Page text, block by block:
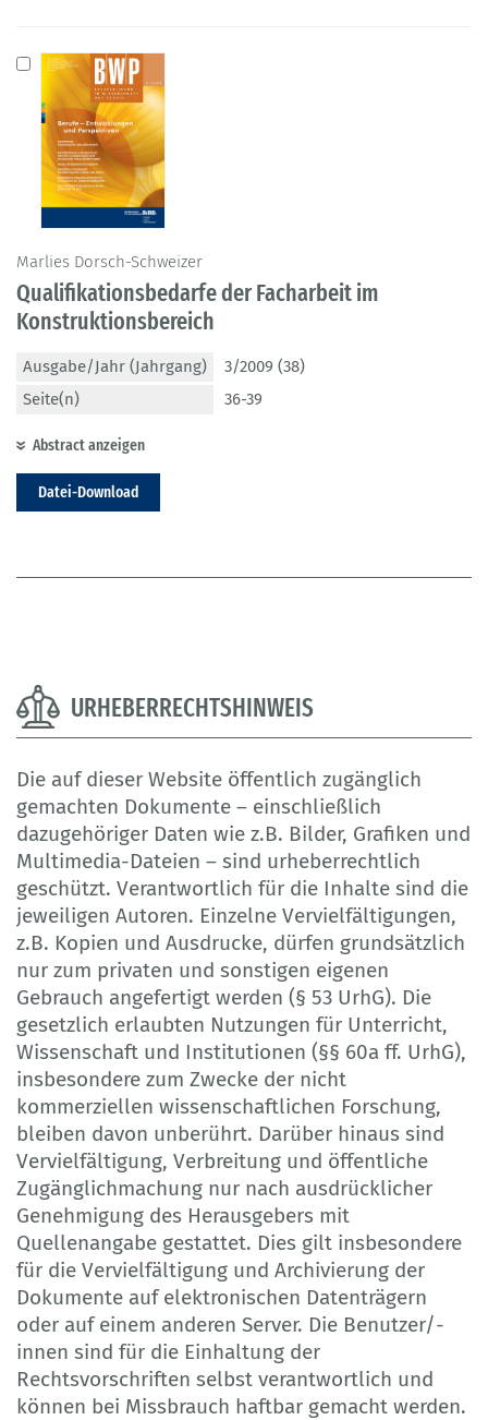
Marlies Dorsch-Schweizer
Qualifikationsbedarfe der Facharbeit im
Konstruktionsbereich
Ausgabe/Jahr (Jahrgang)
3/2009 (38)
Seite(n)
36-39
Abstract anzeigen
Datei-Download
URHEBERRECHTSHINWEIS
Die auf dieser Website öffentlich zugänglich
gemachten Dokumente – einschließlich
dazugehöriger Daten wie z.B. Bilder, Grafiken und
Multimedia-Dateien – sind urheberrechtlich
geschützt. Verantwortlich für die Inhalte sind die
jeweiligen Autoren. Einzelne Vervielfältigungen,
z.B. Kopien und Ausdrucke, dürfen grundsätzlich
nur zum privaten und sonstigen eigenen
Gebrauch angefertigt werden (§ 53 UrhG). Die
gesetzlich erlaubten Nutzungen für Unterricht,
Wissenschaft und Institutionen (§§ 60a ff. UrhG),
insbesondere zum Zwecke der nicht
kommerziellen wissenschaftlichen Forschung,
bleiben davon unberührt. Darüber hinaus sind
Vervielfältigung, Verbreitung und öffentliche
Zugänglichmachung nur nach ausdrücklicher
Genehmigung des Herausgebers mit
Quellenangabe gestattet. Dies gilt insbesondere
für die Vervielfältigung und Archivierung der
Dokumente auf elektronischen Datenträgern
oder auf einem anderen Server. Die Benutzer/-
innen sind für die Einhaltung der
Rechtsvorschriften selbst verantwortlich und
können bei Missbrauch haftbar gemacht werden.